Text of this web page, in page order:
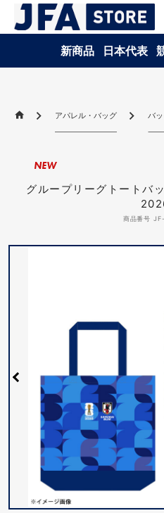
新商品 日本代表
アパレル・バッグ バ
グループリーグトートバ
商品番号
NEW